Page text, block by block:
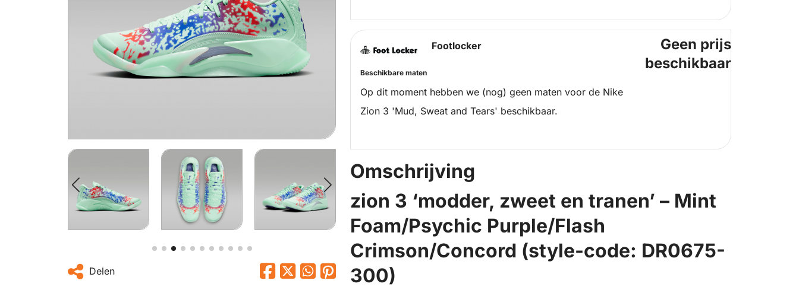
Delen
Footlocker
Beschikbare maten
Op dit moment hebben we (nog) geen maten voor de Nike
Zion 3 'Mud, Sweat and Tears' beschikbaar.
Geen prijs
beschikbaar
Omschrijving
zion 3 ‘modder, zweet en tranen’ – Mint
Foam/Psychic Purple/Flash
Crimson/Concord (style-code: DR0675-
300)